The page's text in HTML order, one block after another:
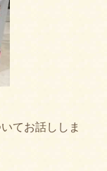
てお話ししま